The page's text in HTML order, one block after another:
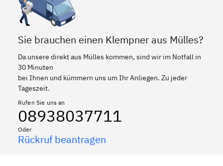
Sie brauchen einen Klempner aus Mülles?
Da unsere direkt aus Mülles kommen, sind wir im Notfall in
30 Minuten
bei Ihnen und kümmern uns um Ihr Anliegen. Zu jeder
Tageszeit.
Rufen Sie uns an
08938037711
Oder
Rückruf beantragen